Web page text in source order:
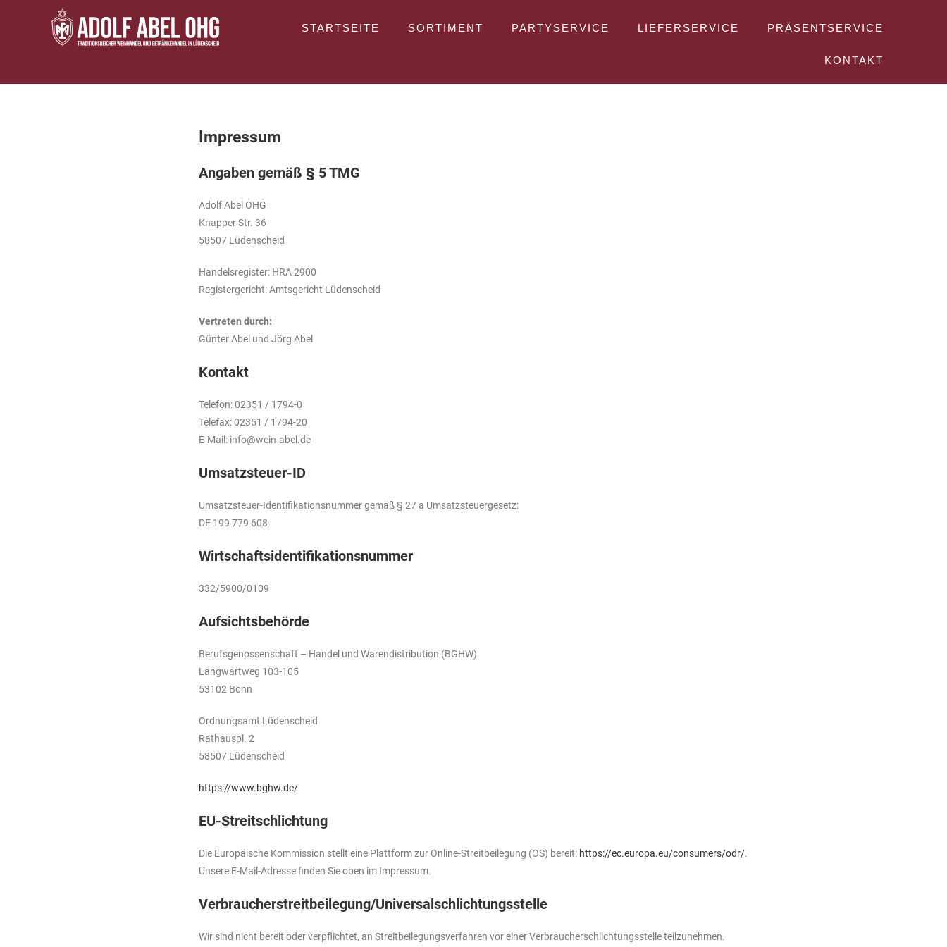
STARTSEITE SORTIMENT PARTYSERVICE LIEFERSERVICE PRÄSENTSERVICE
KONTAKT
Impressum
Angaben gemäß § 5 TMG
Adolf Abel OHG
Knapper Str. 36
58507 Lüdenscheid
Handelsregister: HRA 2900
Registergericht: Amtsgericht Lüdenscheid
Vertreten durch:
Günter Abel und Jörg Abel
Kontakt
Telefon: 02351 / 1794-0
Telefax: 02351 / 1794-20
E-Mail: info@wein-abel.de
Umsatzsteuer-ID
Umsatzsteuer-Identifikationsnummer gemäß § 27 a Umsatzsteuergesetz:
DE 199 779 608
Wirtschafts­identifikations­nummer
332/5900/0109
Aufsichtsbehörde
Berufsgenossenschaft – Handel und Warendistribution (BGHW)
Langwartweg 103-105
53102 Bonn
Ordnungsamt Lüdenscheid
Rathauspl. 2
58507 Lüdenscheid
https://www.bghw.de/
EU-Streitschlichtung
Die Europäische Kommission stellt eine Plattform zur Online-Streitbeilegung (OS) bereit: https://ec.europa.eu/consumers/odr/.
Unsere E-Mail-Adresse finden Sie oben im Impressum.
Verbraucher­streit­beilegung/Universal­schlichtungs­stelle
Wir sind nicht bereit oder verpflichtet, an Streitbeilegungsverfahren vor einer Verbraucherschlichtungsstelle teilzunehmen.